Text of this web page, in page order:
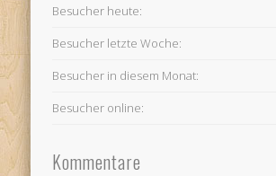
Besucher heute:
Besucher letzte Woche:
Besucher in diesem Monat:
Besucher online:
Kommentare